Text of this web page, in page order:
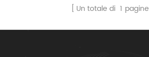
Un totale di 1 pagine